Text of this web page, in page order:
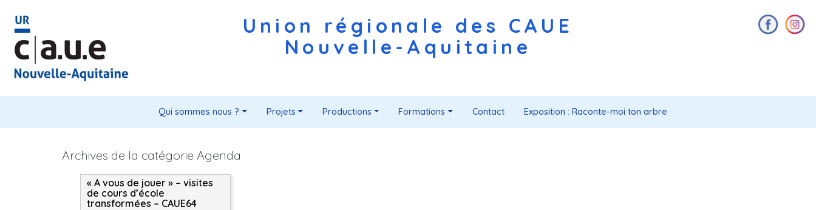
Union régionale des CAUE
Nouvelle-Aquitaine
Qui sommes nous ? Projets Productions Formations Contact Exposition : Raconte-moi ton arbre
Archives de la catégorie Agenda
« A vous de jouer » – visites
de cours d’école
transformées – CAUE64